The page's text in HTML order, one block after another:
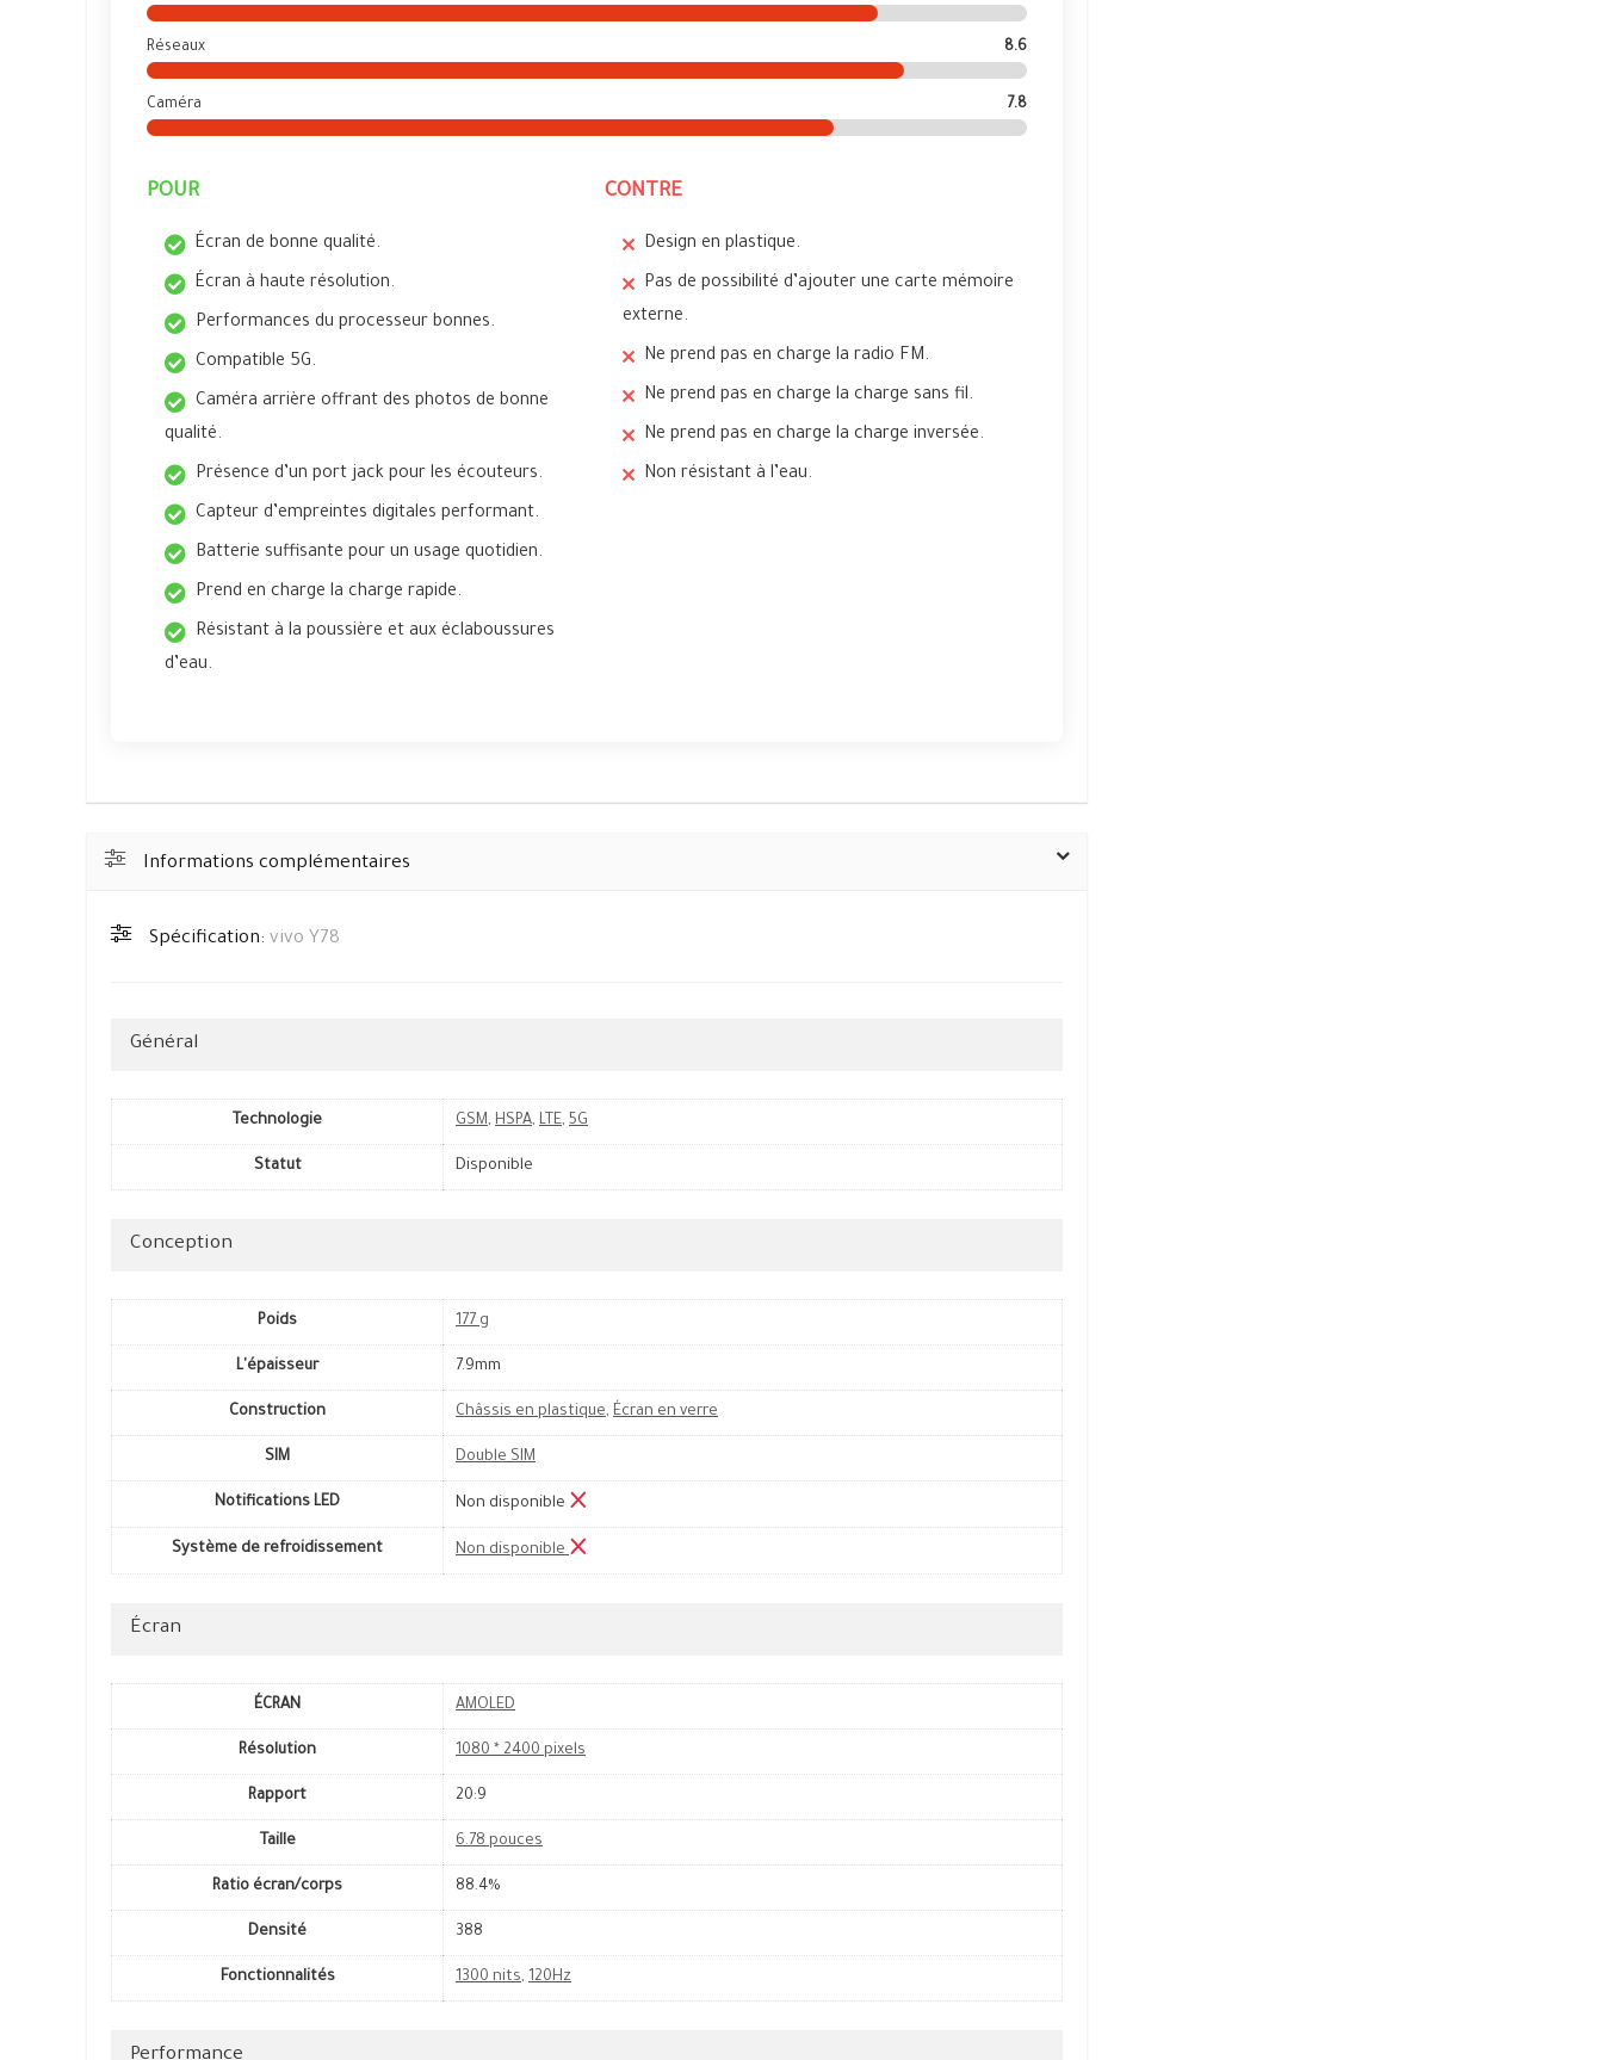
Réseaux 8.6
Caméra 7.8
POUR
Écran de bonne qualité.
Écran à haute résolution.
Performances du processeur bonnes.
Compatible 5G.
Caméra arrière offrant des photos de bonne
qualité.
Présence d’un port jack pour les écouteurs.
Capteur d’empreintes digitales performant.
Batterie suffisante pour un usage quotidien.
Prend en charge la charge rapide.
Résistant à la poussière et aux éclaboussures
d’eau.
CONTRE
Design en plastique.
Pas de possibilité d’ajouter une carte mémoire
externe.
Ne prend pas en charge la radio FM.
Ne prend pas en charge la charge sans fil.
Ne prend pas en charge la charge inversée.
Non résistant à l’eau.
Informations complémentaires
Spécification: vivo Y78
Général
Technologie GSM, HSPA, LTE, 5G
Statut Disponible
Conception
Poids 177 g
L'épaisseur 7.9mm
Construction Châssis en plastique, Écran en verre
SIM Double SIM
Notifications LED Non disponible
Système de refroidissement Non disponible
Écran
ÉCRAN AMOLED
Résolution 1080 * 2400 pixels
Rapport 20:9
Taille 6.78 pouces
Ratio écran/corps 88.4%
Densité 388
Fonctionnalités 1300 nits, 120Hz
Performance